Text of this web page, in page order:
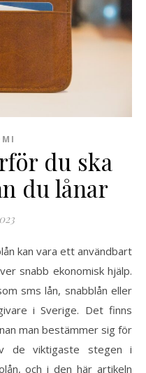
du ska
du lånar
kan vara ett användbart
snabb ekonomisk hjälp.
sms lån, snabblån eller
i Sverige. Det finns
man bestämmer sig för
de viktigaste stegen i
och i den här artikeln